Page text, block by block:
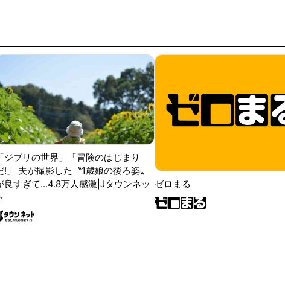
「ジブリの世界」「冒険のはじまり
!」 夫が撮影した〝1歳娘の後ろ姿〟
良すぎて...4.8万人感激|Jタウンネッ ゼロまる